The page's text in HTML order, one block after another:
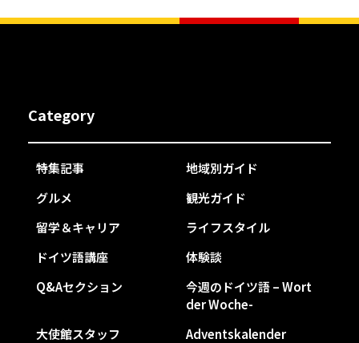
Category
特集記事
地域別ガイド
グルメ
観光ガイド
留学＆キャリア
ライフスタイル
ドイツ語講座
体験談
Q&Aセクション
今週のドイツ語 – Wort
der Woche-
大使館スタッフ
Adventskalender